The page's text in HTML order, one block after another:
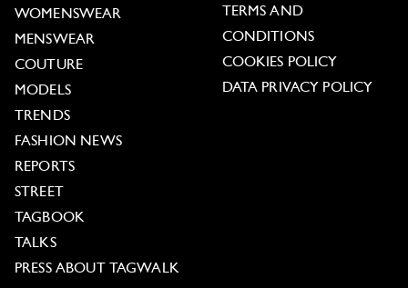
WOMENSWEAR
MENSWEAR
COUTURE
MODELS
TRENDS
FASHION NEWS
REPORTS
STREET
TAGBOOK
TALKS
PRESS ABOUT TAGWALK
TERMS AND
CONDITIONS
COOKIES POLICY
DATA PRIVACY POLICY